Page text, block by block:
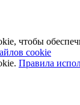
чтобы
cookie
Правила